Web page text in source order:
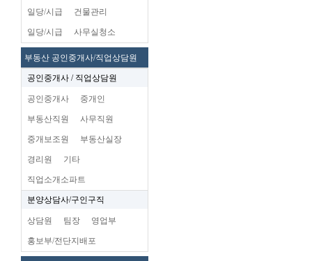
일당/시급 건물관리
일당/시급 사무실청소
부동산 공인중개사/직업상담원
공인중개사 / 직업상담원
공인중개사 중개인
부동산직원 사무직원
중개보조원 부동산실장
경리원 기타
직업소개소파트
분양상담사/구인구직
상담원 팀장 영업부
홍보부/전단지배포